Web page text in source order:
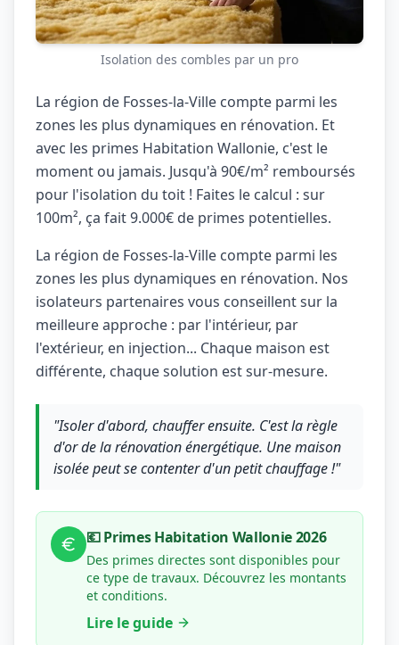
Isolation des combles par un pro
La région de Fosses-la-Ville compte parmi les
zones les plus dynamiques en rénovation. Et
avec les primes Habitation Wallonie, c'est le
moment ou jamais. Jusqu'à 90€/m² remboursés
pour l'isolation du toit ! Faites le calcul : sur
100m², ça fait 9.000€ de primes potentielles.
La région de Fosses-la-Ville compte parmi les
zones les plus dynamiques en rénovation. Nos
isolateurs partenaires vous conseillent sur la
meilleure approche : par l'intérieur, par
l'extérieur, en injection... Chaque maison est
différente, chaque solution est sur-mesure.
"Isoler d'abord, chauffer ensuite. C'est la règle
d'or de la rénovation énergétique. Une maison
isolée peut se contenter d'un petit chauffage !"
💶 Primes Habitation Wallonie 2026
Des primes directes sont disponibles pour
ce type de travaux. Découvrez les montants
et conditions.
Lire le guide